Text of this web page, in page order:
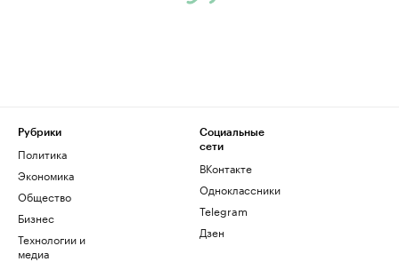
Рубрики
Политика
Экономика
Общество
Бизнес
Технологии и
медиа
Социальные
сети
ВКонтакте
Одноклассники
Telegram
Дзен